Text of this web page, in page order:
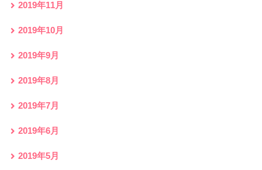
2019年11月
2019年10月
2019年9月
2019年8月
2019年7月
2019年6月
2019年5月